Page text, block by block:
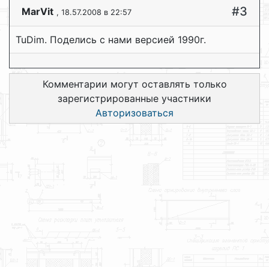
MarVit , 18.57.2008 в 22:57 #3
TuDim. Поделись с нами версией 1990г.
Комментарии могут оставлять только
зарегистрированные участники
Авторизоваться